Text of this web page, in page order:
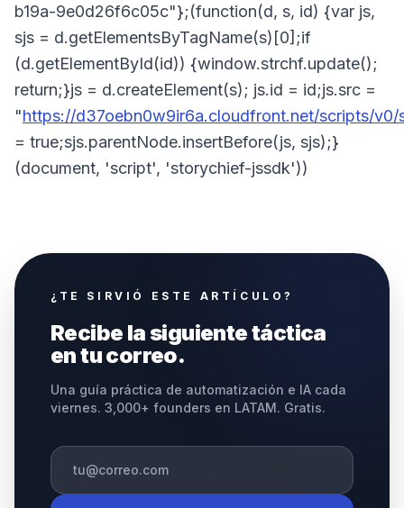
b19a-9e0d26f6c05c"};(function(d, s, id) {var js,
sjs = d.getElementsByTagName(s)[0];if
(d.getElementById(id)) {window.strchf.update();
return;}js = d.createElement(s); js.id = id;js.src =
"https://d37oebn0w9ir6a.cloudfront.net/scripts/v0/
= true;sjs.parentNode.insertBefore(js, sjs);}
(document, 'script', 'storychief-jssdk'))
¿TE SIRVIÓ ESTE ARTÍCULO?
Recibe la siguiente táctica
en tu correo.
Una guía práctica de automatización e IA cada
viernes. 3,000+ founders en LATAM. Gratis.